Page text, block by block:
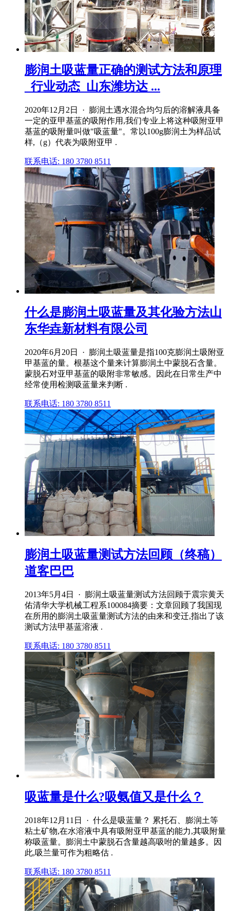
膨润土吸蓝量正确的测试方法和原理
_行业动态_山东潍坊达 ...
2020年12月2日 · 膨润土遇水混合均匀后的溶解液具备
一定的亚甲基蓝的吸附作用,我们专业上将这种吸附亚甲
基蓝的吸附量叫做"吸蓝量"。常以100g膨润土为样品试
样,（g）代表为吸附亚甲 .
联系电话: 180 3780 8511
什么是膨润土吸蓝量及其化验方法山
东华垚新材料有限公司
2020年6月20日 · 膨润土吸蓝量是指100克膨润土吸附亚
甲基蓝的量。根基这个量来计算膨润土中蒙脱石含量。
蒙脱石对亚甲基蓝的吸附非常敏感。因此在日常生产中
经常使用检测吸蓝量来判断 .
联系电话: 180 3780 8511
膨润土吸蓝量测试方法回顾（终稿）
道客巴巴
2013年5月4日 · 膨润土吸蓝量测试方法回顾于震宗黄天
佑清华大学机械工程系100084摘要：文章回顾了我国现
在所用的膨润土吸蓝量测试方法的由来和变迁,指出了该
测试方法甲基蓝溶液 .
联系电话: 180 3780 8511
吸蓝量是什么?吸氨值又是什么？
2018年12月11日 · 什么是吸蓝量？ 累托石、膨润土等
粘土矿物,在水溶液中具有吸附亚甲基蓝的能力,其吸附量
称吸蓝量。膨润土中蒙脱石含量越高吸咐的量越多。因
此,吸兰量可作为粗略估 .
联系电话: 180 3780 8511